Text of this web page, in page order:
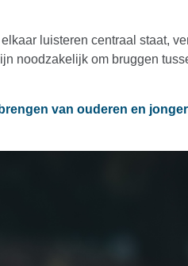
luisteren centraal staat,
noodzakelijk om bruggen
van ouderen en